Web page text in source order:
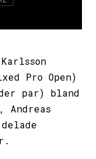
Pro Open)
par) bland
Andreas